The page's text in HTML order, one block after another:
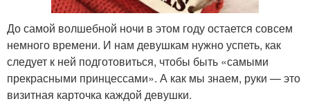
До самой волшебной ночи в этом году остается совсем
немного времени. И нам девушкам нужно успеть, как
следует к ней подготовиться, чтобы быть «самыми
прекрасными принцессами». А как мы знаем, руки — это
визитная карточка каждой девушки.